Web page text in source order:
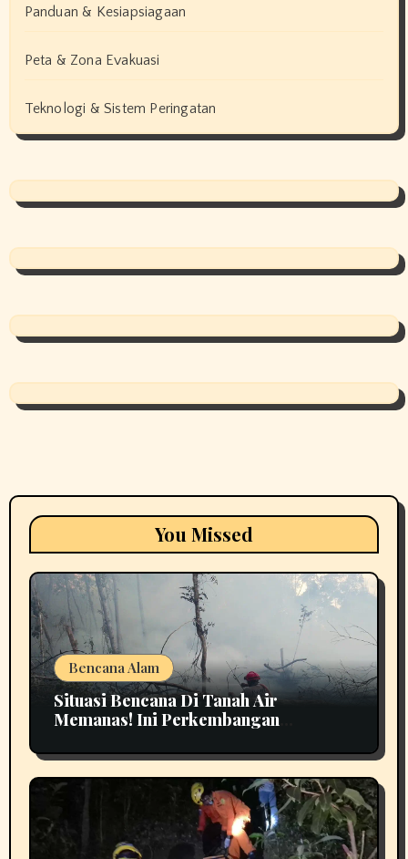
Panduan & Kesiapsiagaan
Peta & Zona Evakuasi
Teknologi & Sistem Peringatan
You Missed
Bencana Alam
Situasi Bencana Di Tanah Air
Memanas! Ini Perkembangan